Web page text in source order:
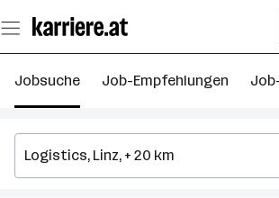
Seiteninhalt
springen
Jobsuche Job-Empfehlungen